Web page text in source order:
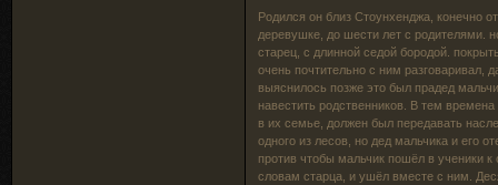
Родился он близ Стоунхенджа, конечно
деревушке, до шести лет с родителями.
старец, с длинной седой бородой.
очень почтительно с ним разговаривал,
выяснилось позже это был прадед
навестить родственников. В тем
в их семье, должен был передавать
одного из лесов, но дед мальчика и его
против чтобы мальчик пошёл в ученики
словам старца, и ушёл вместе с ним.